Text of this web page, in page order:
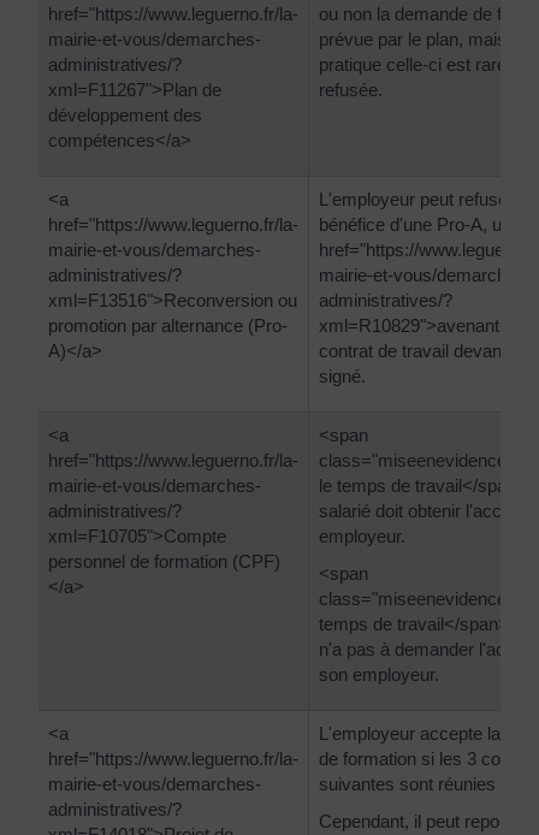
href="https://www.leguerno.fr/la-
mairie-et-vous/demarches-
administratives/?
xml=F11267">Plan de
développement des
compétences</a>
ou non la demande de
prévue par le plan, mais en
pratique celle-ci est
refusée.
<a
href="https://www.leguerno.fr/la-
mairie-et-vous/demarches-
administratives/?
xml=F13516">Reconversion ou
promotion par alternance (Pro-
A)</a>
L'employeur peut refuser le
bénéfice d'une Pro-A, un <a
href="https://
mairie-et-vous/demarches-
administratives/?
xml=R10829">avenant</a>
contrat de travail devant
signé.
<a
href="https://www.leguerno.fr/la-
mairie-et-vous/demarches-
administratives/?
xml=F10705">Compte
personnel de formation (CPF)
</a>
<span
le temps de travail</span>,
salarié doit obtenir l'accord
employeur.
<span
temps de travail</span>, le
n'a pas à demander
son employeur.
<a
href="https://www.leguerno.fr/la-
mairie-et-vous/demarches-
administratives/?
L'employeur accepte la
de formation si les 3
suivantes sont réunies :
Cependant, il peut reporter